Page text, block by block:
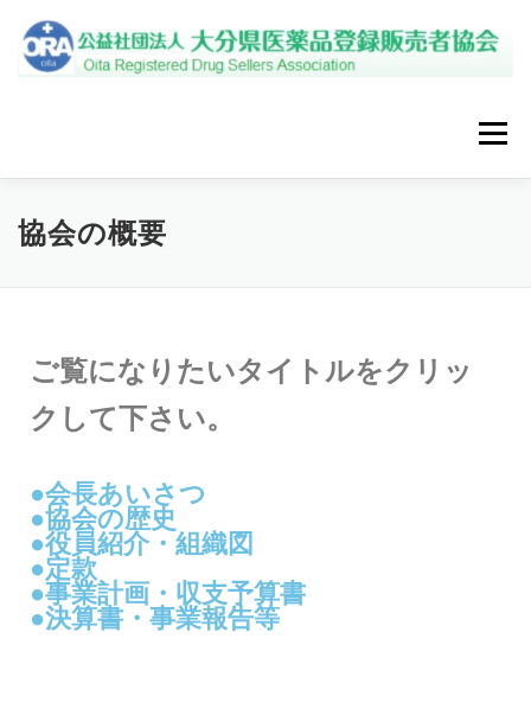
メニュー
トップページ
協会の概要
ご覧になりたいタイトルをクリッ
クして下さい。
●会長あいさつ
●協会の歴史
●役員紹介・組織図
●定款
●事業計画・収支予算書
●決算書・事業報告等